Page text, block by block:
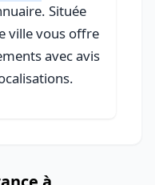
Située
ville vous offre
avec avis